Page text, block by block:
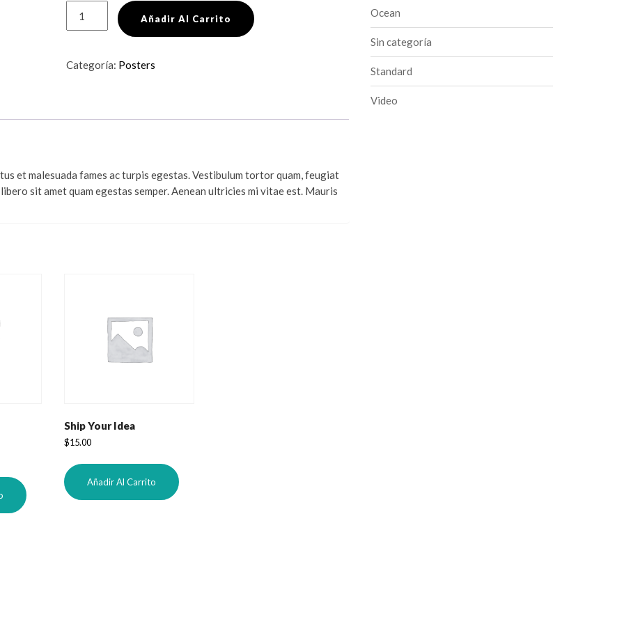
Logo
Añadir Al Carrito
Categoría: Posters
et malesuada fames ac turpis egestas. Vestibulum tortor quam, feugiat
sit amet quam egestas semper. Aenean ultricies mi vitae est. Mauris
Ship Your Idea
$15.00
Añadir Al Carrito
Ocean
Sin categoría
Standard
Video